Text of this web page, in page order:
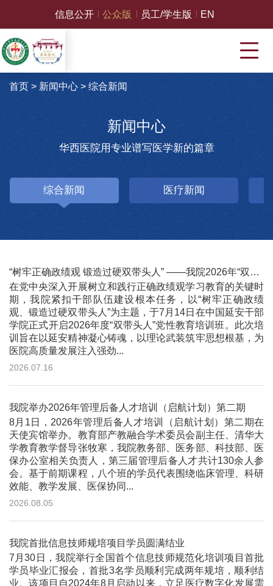
信息公开 公众版 员工/学生版 EN
首页 > 新闻中心> 综合新闻
新闻中心
华西医院用专业谱写医学新的篇章
综合新闻 医疗新闻
“树牢正确政绩观 锻造过硬双带头人” ——我院2026年“双带头人”党性教育培训班在中国延安干部学院开班
在党中央深入开展树立和践行正确政绩观学习教育的关键时
期，我院紧扣干部队伍建设根本任务，以“树牢正确政绩
观、锻造过硬双带头人”为主题，于7月14日在中国延安干部
学院正式开启2026年度“双带头人”党性教育培训班。此次培
训旨在以延安精神凝心铸魂，以理论武装筑牢思想根基，为
医院高质量发展注入强劲...
2026.07.16
我院举办2026年管理后备人才培训（启航计划）第二期
8月1日，2026年管理后备人才培训（启航计划）第二期在
天使宾馆举办。教育部产教融合学术委员会副主任、清华大
学教育教学督导张牧寒，我院教务部、医务部、科技部、医
保办公室相关负责人，第三届管理后备人才共计130余人参
会。基于前期课程，八个班的学员代表围绕临床管理、科研
效能、教学发展、医保协同...
2026.08.05
我院首批信息技师规培项目学员圆满结业
7月30日，我院举行全国首个信息技师规范化培训项目首批
学员毕业汇报会，首批3名学员顺利完成两年规培，顺利结
业。该项目自2024年8月启动以来，立足医疗数字化发展需